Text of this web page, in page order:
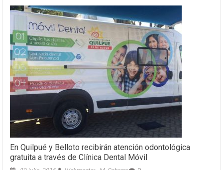
En Quilpué y Belloto recibirán atención odontológica
gratuita a través de Clínica Dental Móvil